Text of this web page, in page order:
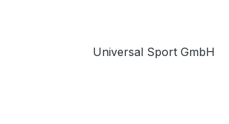
Universal Sport GmbH